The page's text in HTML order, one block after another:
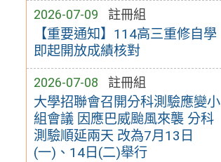
2026-07-09 註冊組
【重要通知】114高三重修自學
即起開放成績核對
2026-07-08 註冊組
大學招聯會召開分科測驗應變小
組會議 因應巴威颱風來襲 分科
測驗順延兩天 改為7月13日
(一)、14日(二)舉行